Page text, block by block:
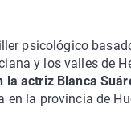
psicológico
y los valles de
la actriz Blanca
la provincia de